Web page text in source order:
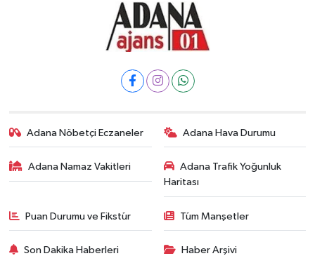
Adana Nöbetçi Eczaneler Adana Hava Durumu
Adana Namaz Vakitleri
Adana Trafik Yoğunluk
Haritası
Puan Durumu ve Fikstür Tüm Manşetler
Son Dakika Haberleri Haber Arşivi